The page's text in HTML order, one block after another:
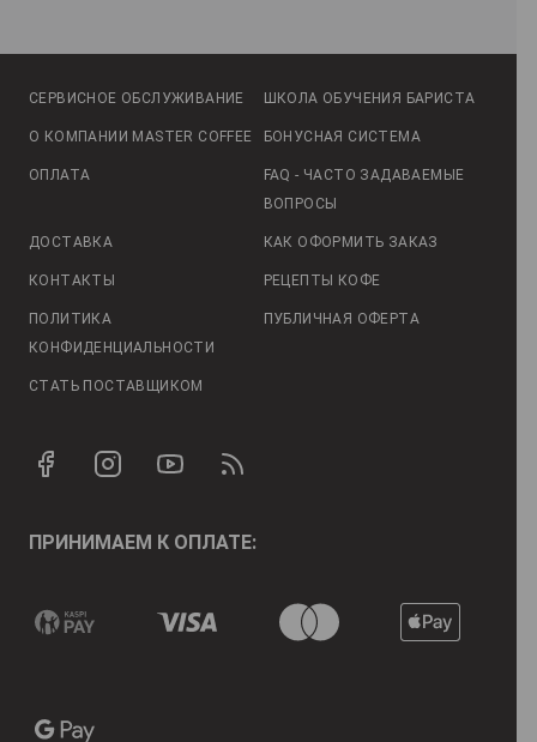
СЕРВИСНОЕ ОБСЛУЖИВАНИЕ ШКОЛА ОБУЧЕНИЯ БАРИСТА
О КОМПАНИИ MASTER COFFEE БОНУСНАЯ СИСТЕМА
ОПЛАТА
FAQ - ЧАСТО ЗАДАВАЕМЫЕ
ВОПРОСЫ
ДОСТАВКА КАК ОФОРМИТЬ ЗАКАЗ
КОНТАКТЫ РЕЦЕПТЫ КОФЕ
ПОЛИТИКА
КОНФИДЕНЦИАЛЬНОСТИ
ПУБЛИЧНАЯ ОФЕРТА
СТАТЬ ПОСТАВЩИКОМ
ПРИНИМАЕМ К ОПЛАТЕ: